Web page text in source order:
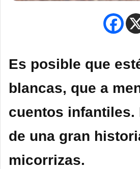
Es posible que
blancas, que a
cuentos infantiles.
de una gran
micorrizas.